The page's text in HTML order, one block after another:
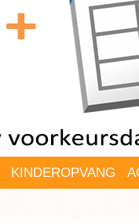
KINDEROPVANG